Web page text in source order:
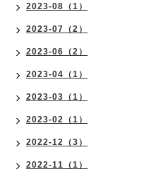
2023-08（1）
2023-07（2）
2023-06（2）
2023-04（1）
2023-03（1）
2023-02（1）
2022-12（3）
2022-11（1）